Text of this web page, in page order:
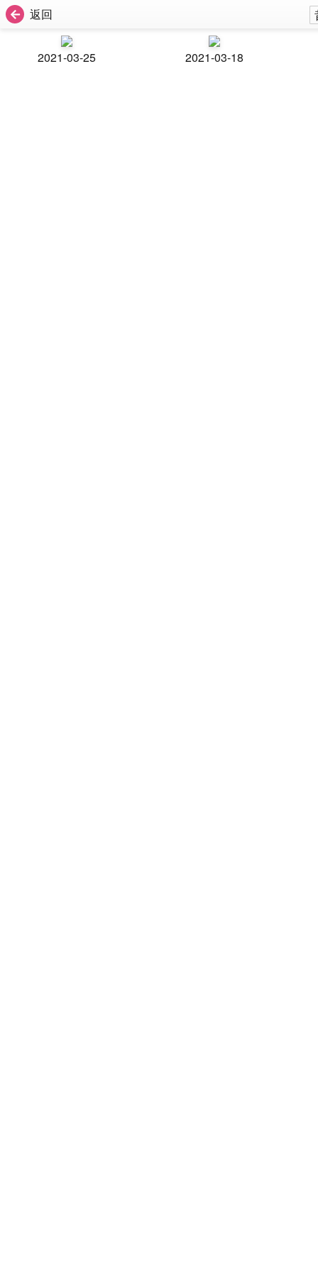
返回
2021-03-25 2021-03-18